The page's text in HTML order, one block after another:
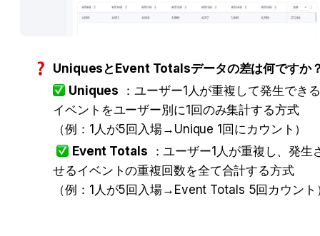
UniquesとEvent Totalsデータの差は何ですか
Uniques
：ユーザー1人が重複して発生できるイ
ベントをユーザー別に1回のみ集計する方式 （
例：1人が5回入場→Unique 1回にカウント）
Event Totals ：ユーザー1人が重複し、発生
せるイベントの重複回数を全て合計する方式
（例：1人が5回入場→Event Totals 5回カウント